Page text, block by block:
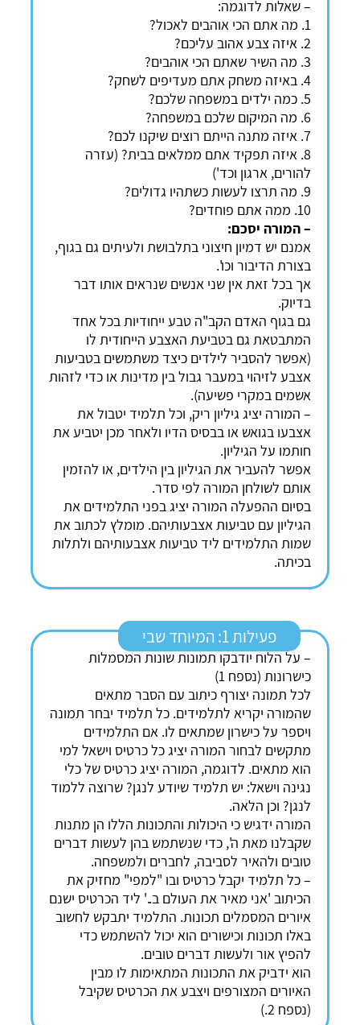
– שאלות לדוגמה:
1. מה אתם הכי אוהבים לאכול?
2. איזה צבע אהוב עליכם?
3. מה השיר שאתם הכי אוהבים?
4. באיזה משחק אתם מעדיפים לשחק?
5. כמה ילדים במשפחה שלכם?
6. מה המיקום שלכם במשפחה?
7. איזה מתנה הייתם רוצים שיקנו לכם?
8. איזה תפקיד אתם ממלאים בבית? (עזרה
להורים, ארגון וכד')
9. מה תרצו לעשות כשתהיו גדולים?
10. ממה אתם פוחדים?
– המורה יסכם:
אמנם יש דמיון חיצוני בתלבושת ולעיתים גם בגוף,
בצורת הדיבור וכו'.
אך בכל זאת אין שני אנשים שנראים אותו דבר
בדיוק.
גם בגוף האדם הקב"ה טבע ייחודיות בכל אחד
המתבטאת גם בטביעת האצבע הייחודית לו
(אפשר להסביר לילדים כיצד משתמשים בטביעות
אצבע לזיהוי במעבר גבול בין מדינות או כדי לזהות
אשמים במקרי פשיעה).
– המורה יציג גיליון ריק, וכל תלמיד יטבול את
אצבעו בגואש או בבסיס הדיו ולאחר מכן יטביע את
חותמו על הגיליון.
אפשר להעביר את הגיליון בין הילדים, או להזמין
אותם לשולחן המורה לפי סדר.
בסיום ההפעלה המורה יציג בפני התלמידים את
הגיליון עם טביעות אצבעותיהם. מומלץ לכתוב את
שמות התלמידים ליד טביעות אצבעותיהם ולתלות
בכיתה.
פעילות 1: המיוחד שבי
– על הלוח יודבקו תמונות שונות המסמלות
כישרונות (נספח 1)
לכל תמונה יצורף כיתוב עם הסבר מתאים
שהמורה יקריא לתלמידים. כל תלמיד יבחר תמונה
ויספר על כישרון שמתאים לו. אם התלמידים
מתקשים לבחור המורה יציג כל כרטיס וישאל למי
הוא מתאים. לדוגמה, המורה יציג כרטיס של כלי
נגינה וישאל: יש תלמיד שיודע לנגן? שרוצה ללמוד
לנגן? וכן הלאה.
המורה ידגיש כי היכולות והתכונות הללו הן מתנות
שקבלנו מאת ה', כדי שנשתמש בהן לעשות דברים
טובים ולהאיר לסביבה, לחברים ולמשפחה.
– כל תלמיד יקבל כרטיס ובו "למפי" מחזיק את
הכיתוב 'אני מאיר את העולם ב..' ליד הכרטיס ישנם
איורים המסמלים תכונות. התלמיד יתבקש לחשוב
באלו תכונות וכישורים הוא יכול להשתמש כדי
להפיץ אור ולעשות דברים טובים.
הוא ידביק את התכונות המתאימות לו מבין
האיורים המצורפים ויצבע את הכרטיס שקיבל
(נספח 2.)